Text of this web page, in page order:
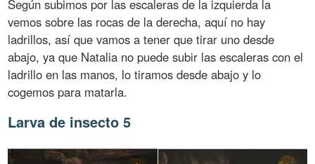
Según subimos por las escaleras de la izquierda la
vemos sobre las rocas de la derecha, aquí no hay
ladrillos, así que vamos a tener que tirar uno desde
abajo, ya que Natalia no puede subir las escaleras con el
ladrillo en las manos, lo tiramos desde abajo y lo
cogemos para matarla.
Larva de insecto 5